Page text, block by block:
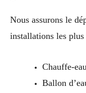
Nous assurons le
installations les plus
Chauffe-
Ballon